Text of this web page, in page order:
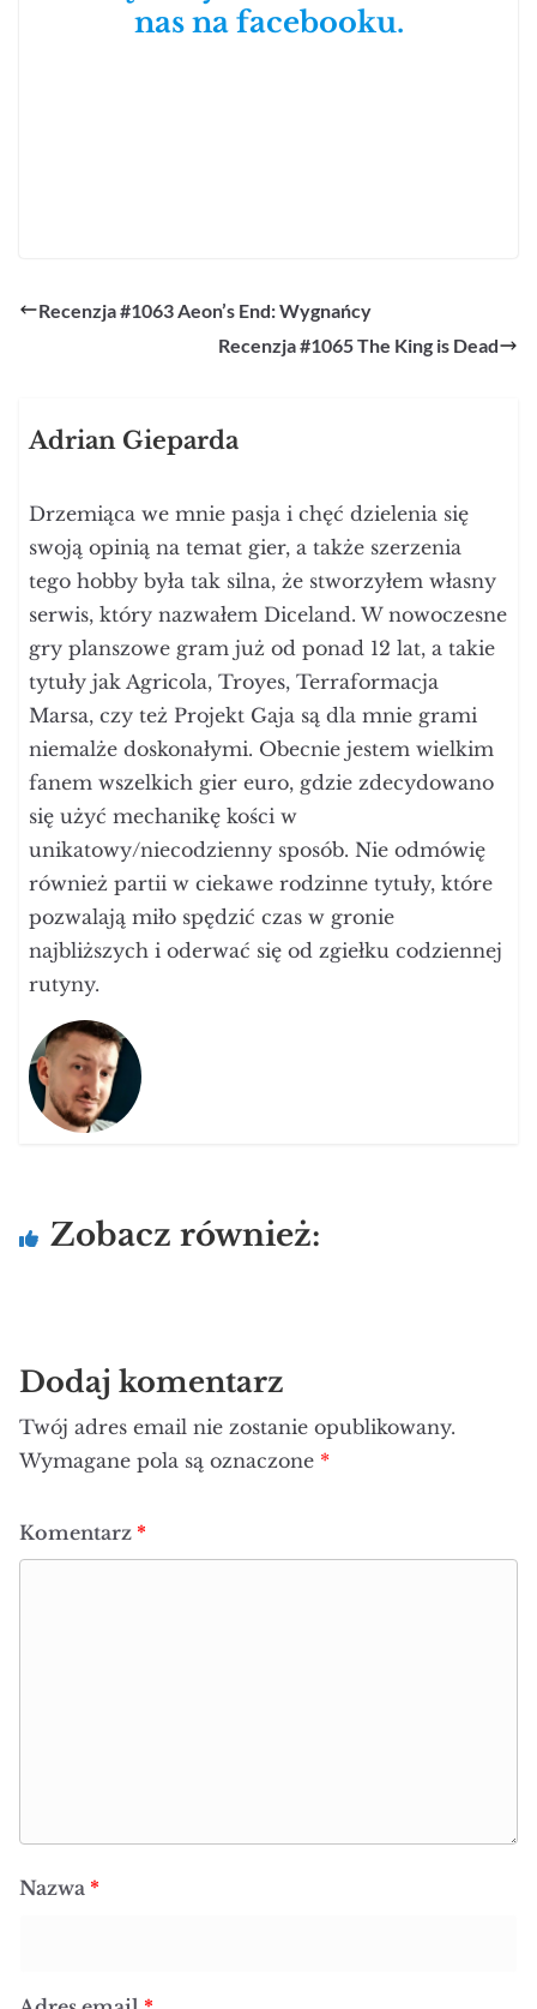
nas na facebooku.
Recenzja #1063 Aeon’s End: Wygnańcy
Recenzja #1065 The King is Dead
Adrian Gieparda
Drzemiąca we mnie pasja i chęć dzielenia się
swoją opinią na temat gier, a także szerzenia
tego hobby była tak silna, że stworzyłem własny
serwis, który nazwałem Diceland. W nowoczesne
gry planszowe gram już od ponad 12 lat, a takie
tytuły jak Agricola, Troyes, Terraformacja
Marsa, czy też Projekt Gaja są dla mnie grami
niemalże doskonałymi. Obecnie jestem wielkim
fanem wszelkich gier euro, gdzie zdecydowano
się użyć mechanikę kości w
unikatowy/niecodzienny sposób. Nie odmówię
również partii w ciekawe rodzinne tytuły, które
pozwalają miło spędzić czas w gronie
najbliższych i oderwać się od zgiełku codziennej
rutyny.
Zobacz również:
Dodaj komentarz
Twój adres email nie zostanie opublikowany.
Wymagane pola są oznaczone *
Komentarz *
Nazwa *